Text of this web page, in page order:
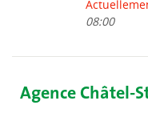
08:00
Agence Châtel-